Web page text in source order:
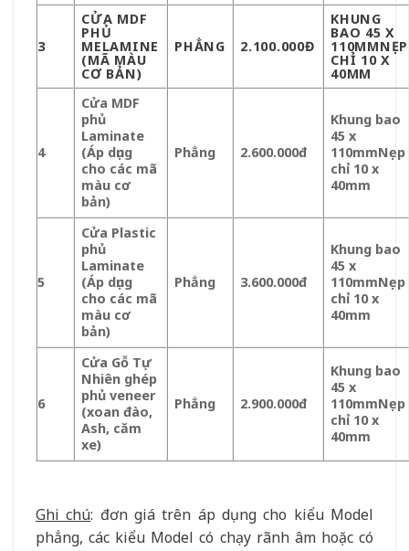
3
CỬA MDF
PHỦ
MELAMINE
(MÃ MÀU
CƠ BẢN)
PHẲNG 2.100.000Đ
KHUNG
BAO 45 X
110MMNẸP
CHỈ 10 X
40MM
4
Cửa MDF
phủ
Laminate
(Áp dụng
cho các mã
màu cơ
bản)
Phẳng 2.600.000đ
Khung bao
45 x
110mmNẹp
chỉ 10 x
40mm
5
Cửa Plastic
phủ
Laminate
(Áp dụng
cho các mã
màu cơ
bản)
Phẳng 3.600.000đ
Khung bao
45 x
110mmNẹp
chỉ 10 x
40mm
6
Cửa Gỗ Tự
Nhiên ghép
phủ veneer
(xoan đào,
Ash, căm
xe)
Phẳng 2.900.000đ
Khung bao
45 x
110mmNẹp
chỉ 10 x
40mm
Ghi chú: đơn giá trên áp dụng cho kiểu Model
phẳng, các kiểu Model có chạy rãnh âm hoặc có